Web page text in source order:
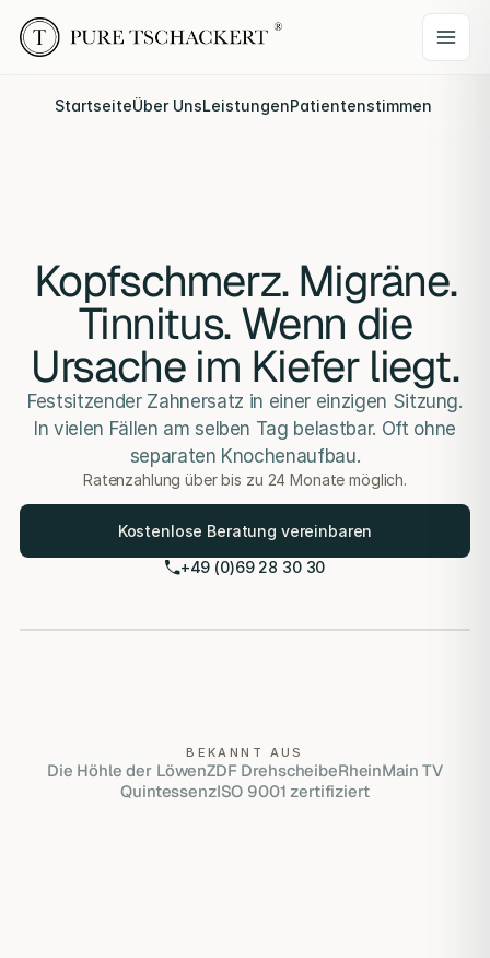
StartseiteÜber UnsLeistungenPatientenstimmen
Kopfschmerz. Migräne.
Tinnitus. Wenn die
Ursache im Kiefer liegt.
Festsitzender Zahnersatz in einer einzigen Sitzung.
In vielen Fällen am selben Tag belastbar. Oft ohne
separaten Knochenaufbau.
Ratenzahlung über bis zu 24 Monate möglich.
Kostenlose Beratung vereinbaren
+49 (0)69 28 30 30
LVI-zertifiziert (Las Vegas Institute) ISO 9001 zertifiziert
BEKANNT AUS
Die Höhle der LöwenZDF DrehscheibeRheinMain TV
QuintessenzISO 9001 zertifiziert